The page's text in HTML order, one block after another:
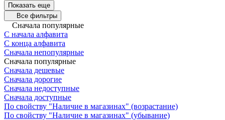
Показать еще
Все фильтры
Сначала популярные
С начала алфавита
С конца алфавита
Сначала непопулярные
Сначала популярные
Сначала дешевые
Сначала дорогие
Сначала недоступные
Сначала доступные
По свойству "Наличие в магазинах" (возрастание)
По свойству "Наличие в магазинах" (убывание)